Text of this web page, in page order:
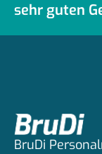
sehr guten
BruDi